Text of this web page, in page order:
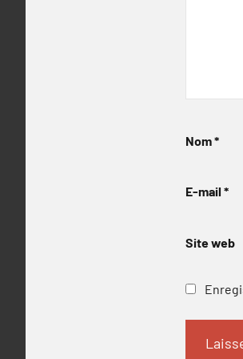
Nom*
E-mail *
Site web